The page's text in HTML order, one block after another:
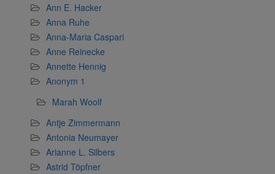
Ann E. Hacker
Anna Ruhe
Anna-Maria Caspari
Anne Reinecke
Annette Hennig
Anonym 1
Marah Woolf
Antje Zimmermann
Antonia Neumayer
Arianne L. Silbers
Astrid Töpfner